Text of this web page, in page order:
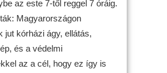
az este 7-től reggel 7 óráig.
Magyarországon
jut kórházi ágy, ellátás,
és a védelmi
az a cél, hogy ez így is